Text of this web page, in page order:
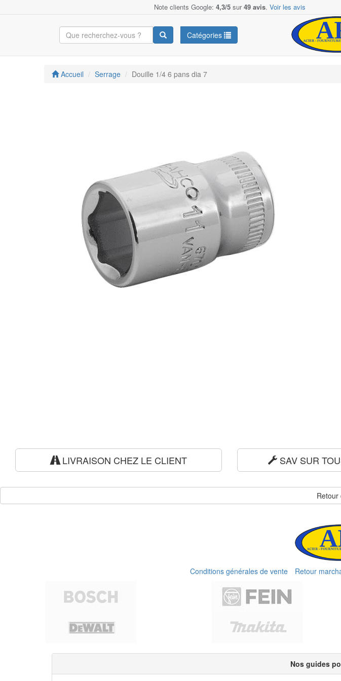
Note clients Google: 4,3/5 sur49 avis. Voir les avis
Catégories
Accueil Serrage Douille 1/4 6 pans dia 7
LIVRAISON CHEZ LE CLIENT SAV SUR
Retour
Conditions générales de vente Retour
Nos guides